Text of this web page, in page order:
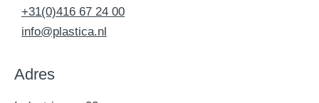
+31(0)416 67 24 00
info@plastica.nl
Adres